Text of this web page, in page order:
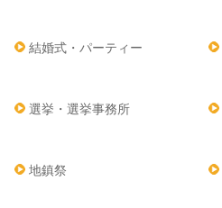
結婚式・パーティー
選挙・選挙事務所
地鎮祭